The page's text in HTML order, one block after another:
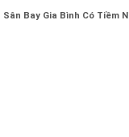
Bay Gia Bình Có Tiềm